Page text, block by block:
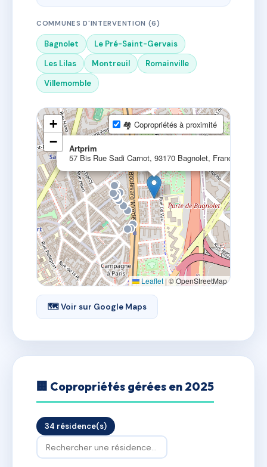
COMMUNES D'INTERVENTION (6)
Bagnolet
Le Pré-Saint-Gervais
Les Lilas
Montreuil
Romainville
Villemomble
Artprim
57 Bis Rue Sadi Carnot, 93170 Bagnolet, France
+
−
🏘 Copropriétés à proximité
Leaflet | © OpenStreetMap
🗺 Voir sur Google Maps
🏢 Copropriétés gérées en 2025
34 résidence(s)